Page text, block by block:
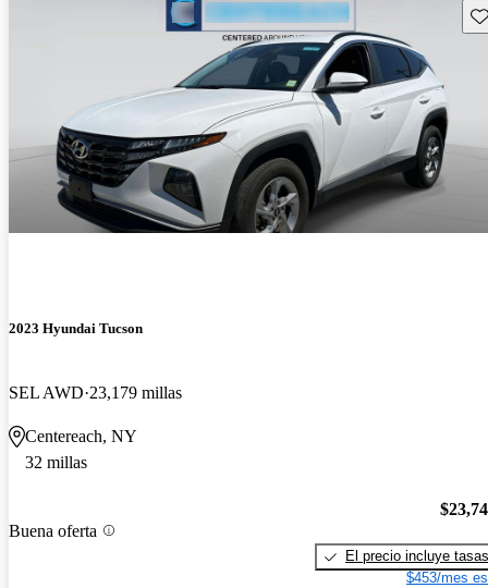
2023 Hyundai Tucson
SEL AWD 23,179 millas
Centereach, NY
32 millas
Buena oferta
El precio incluye tasas
$453/mes